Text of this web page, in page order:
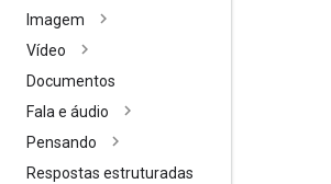
Imagem
Vídeo
Documentos
Fala e áudio
Pensando
Respostas estruturadas